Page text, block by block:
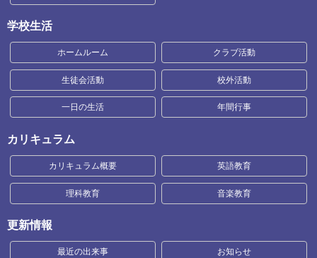
学校生活
ホームルーム クラブ活動
生徒会活動 校外活動
一日の生活 年間行事
カリキュラム
カリキュラム概要 英語教育
理科教育 音楽教育
更新情報
最近の出来事 お知らせ